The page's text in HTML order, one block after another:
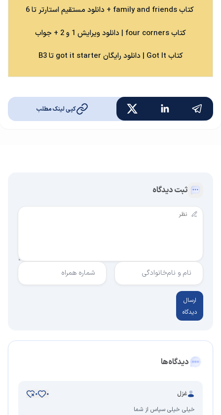
کتاب family and friends + دانلود مستقیم استارتر تا 6
کتاب four corners | دانلود ویرایش 1 و 2 + جواب
کتاب Got It | دانلود رایگان got it starter تا B3
کپی لینک مطلب
ثبت دیدگاه
نام و نام‌خانوادگی شماره همراه
ارسال
دیدگاه
دیدگاه‌ها
غزل 0
0
خیلی خیلی سپاس از شما